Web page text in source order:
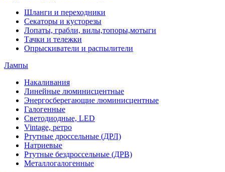
Шланги и переходники
Секаторы и кусторезы
Лопаты, грабли, вилы,топоры,мотыги
Тачки и тележки
Опрыскиватели и распылители
Лампы
Накаливания
Линейные люминисцентные
Энергосберегающие люминисцентные
Галогенные
Светодиодные, LED
Vintage, ретро
Ртутные дроссельные (ДРЛ)
Натриевые
Ртутные бездроссельные (ДРВ)
Металлогалогенные